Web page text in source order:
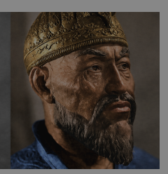
boje. Za manželku má